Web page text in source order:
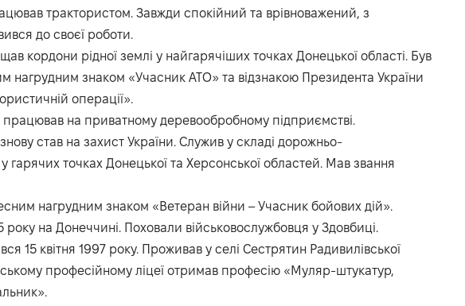
трактористом. Завжди спокійний та врівноважений, з
до своєї роботи.
кордони рідної землі у найгарячіших точках Донецької області. Був
нагрудним знаком «Учасник АТО» та відзнакою Президента України
операції».
на приватному деревообробному підприємстві.
став на захист України. Служив у складі дорожньо-
гарячих точках Донецької та Херсонської областей. Мав звання
нагрудним знаком «Ветеран війни – Учасник бойових дій».
року на Донеччині. Поховали військовослужбовця у Здовбиці.
15 квітня 1997 року. Проживав у селі Сестрятин Радивилівської
професійному ліцеї отримав професію «Муляр-штукатур,